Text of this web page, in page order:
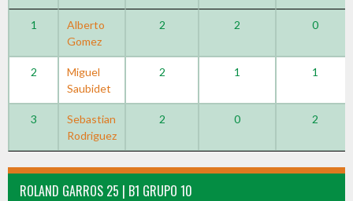
1
Alberto
Gomez
2 2 0
2
Miguel
Saubidet
2 1 1
3
Sebastian
Rodriguez
2 0 2
ROLAND GARROS 25 | B1 GRUPO 10